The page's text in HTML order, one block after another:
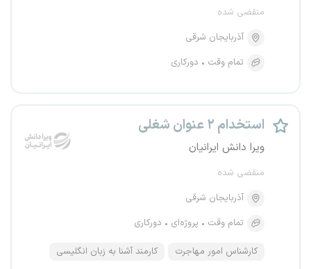
منقضی شده
آذربایجان شرقی
تمام وقت
دورکاری
استخدام ۲ عنوان شغلی
ویرا دانش ایرانیان
منقضی شده
آذربایجان شرقی
تمام وقت
پروژه‌ای دورکاری
کارشناس امور مهاجرت کارمند آشنا به زبان انگلیسی